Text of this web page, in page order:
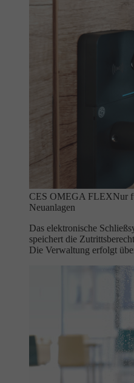
CES OMEGA FLEXNur
Neuanlagen
Das elektronische
speichert die
Die Verwaltung erfolgt